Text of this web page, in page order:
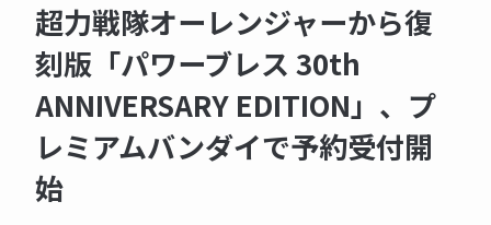
超力戦隊オーレンジャーから復
刻版「パワーブレス 30th
ANNIVERSARY EDITION」、プ
レミアムバンダイで予約受付開
始